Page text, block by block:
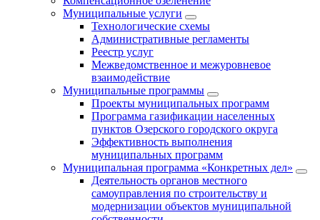
Муниципальные услуги
Технологические схемы
Административные регламенты
Реестр услуг
Межведомственное и межуровневое
взаимодействие
Муниципальные программы
Проекты муниципальных программ
Программа газификации населенных
пунктов Озерского городского округа
Эффективность выполнения
муниципальных программ
Муниципальная программа «Конкретных дел»
Деятельность органов местного
самоуправления по строительству и
модернизации объектов муниципальной